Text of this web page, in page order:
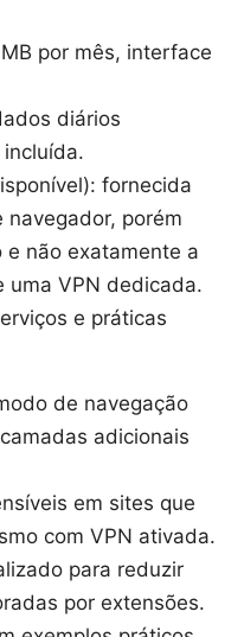
por mês, interface
diários
fornecida
navegador, porém
e não exatamente a
uma VPN dedicada.
e práticas
de navegação
adicionais
em sites que
com VPN ativada.
para reduzir
por extensões.